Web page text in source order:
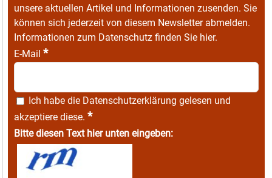
unsere aktuellen Artikel und Informationen zusenden. Sie
können sich jederzeit von diesem Newsletter abmelden.
Informationen zum Datenschutz finden Sie hier.
E-Mail *
Ich habe die Datenschutzerklärung gelesen und
akzeptiere diese. *
Bitte diesen Text hier unten eingeben: